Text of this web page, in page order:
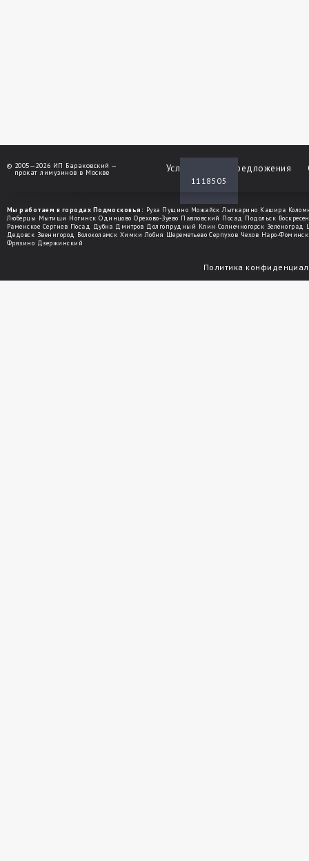
Услуги Спецпредложения
1118505
© 2005—2026 ИП Бараковский —
прокат лимузинов в Москве
Мы работаем в городах Подмосковья: Руза Пущино Можайск Лыткарино Кашира
Люберцы Мытищи Ногинск Одинцово Орехово-Зуево Павловский Посад Подольск
Раменское Сергиев Посад Дубна Дмитров Долгопрудный Клин Солнечногорск Зеленоград
Дедовск Звенигород Волоколамск Химки Лобня Шереметьево Серпухов Чехов Наро-Фоминск
Фрязино Дзержинский
Политика